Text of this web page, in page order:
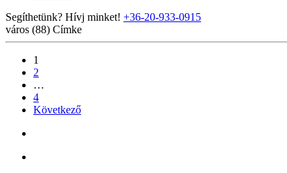
Segíthetünk? Hívj minket! +36-20-933-0915
város (88) Címke
1
2
…
4
Következő